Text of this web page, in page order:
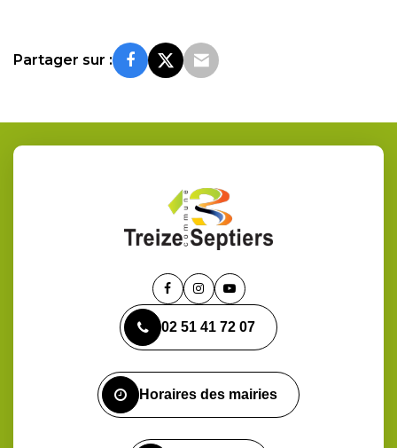
Partager sur :
Lien
le
compte
Lien
le
compte
Lien
la
chaîne
02 51 41 72 07
Horaires des mairies